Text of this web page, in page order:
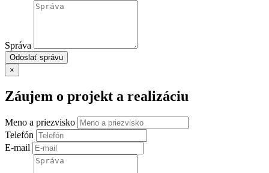
Správa
Odoslať správu
×
Záujem o projekt a realizáciu
Meno a priezvisko
Telefón
E-mail